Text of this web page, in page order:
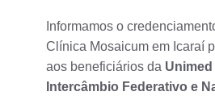
Informamos o
Clínica Mosaicum em Icaraí
aos beneficiários da
Intercâmbio Federativo e